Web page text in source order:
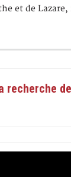
et de Lazare,
recherche